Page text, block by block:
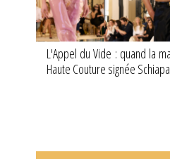
L'Appel du Vide : quand la
Haute Couture signée